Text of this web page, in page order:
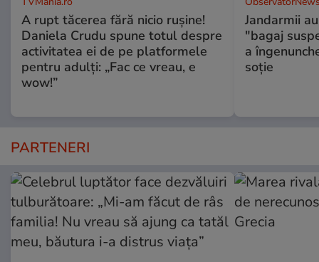
A rupt tăcerea fără nicio rușine!
Daniela Crudu spune totul despre
activitatea ei de pe platformele
pentru adulți: „Fac ce vreau, e
wow!”
Jandarmii
"bagaj
a
soție
PARTENERI